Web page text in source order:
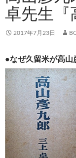
卓先生『
2017年7月23日
●なぜ久留米が高